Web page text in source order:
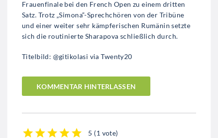
Frauenfinale bei den French Open zu einem dritten
Satz. Trotz „Simona“-Sprechchören von der Tribüne
und einer weiter sehr kämpferischen Rumänin setzte
sich die routinierte Sharapova schließlich durch.
Titelbild: @gitikolasi via Twenty20
KOMMENTAR HINTERLASSEN
5 (1 vote)